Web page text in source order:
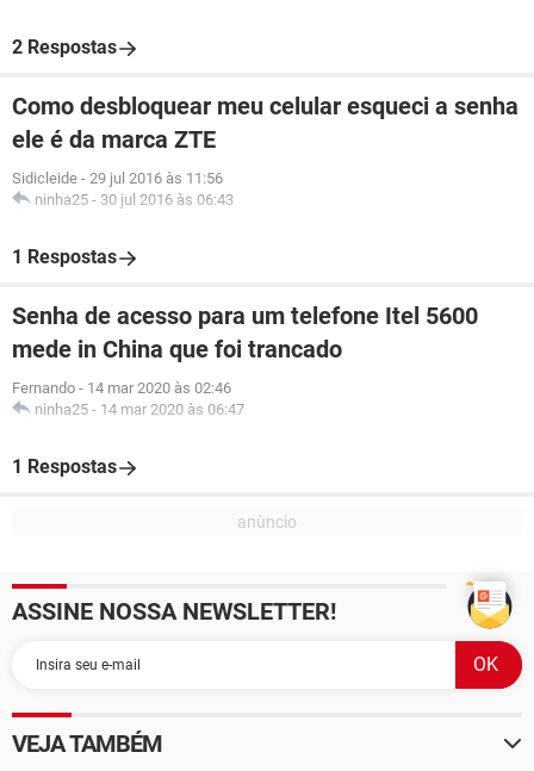
2 Respostas
Como desbloquear meu celular esqueci a senha
ele é da marca ZTE
Sidicleide - 29 jul 2016 às 11:56
ninha25 - 30 jul 2016 às 06:43
1 Respostas
Senha de acesso para um telefone Itel 5600
mede in China que foi trancado
Fernando - 14 mar 2020 às 02:46
ninha25 - 14 mar 2020 às 06:47
1 Respostas
ASSINE NOSSA NEWSLETTER!
VEJA TAMBÉM